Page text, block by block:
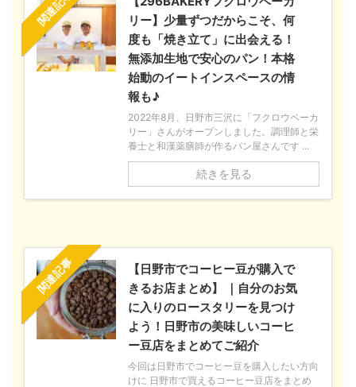
リー】少量ずつだからこそ、何
度も「焼き立て」に出会える！
無添加生地で安心のパン！本格
始動のイートインスペースの情
報も♪
2022年8月、日野市三沢に「フクロウベーカ
リー」さんがオープンしました。調理師と栄
養士と和漢薬膳師が作るパン屋さんです ...
続きを見る
関連記事
【日野市でコーヒー豆が購入で
きるお店まとめ】 ｜自分のお気
に入りのロースタリーを見つけ
よう！日野市の美味しいコーヒ
ー豆店をまとめてご紹介
今回は日野市でコーヒー豆を購入したい方向
けに 日野市で買えるコーヒー豆店をまとめ